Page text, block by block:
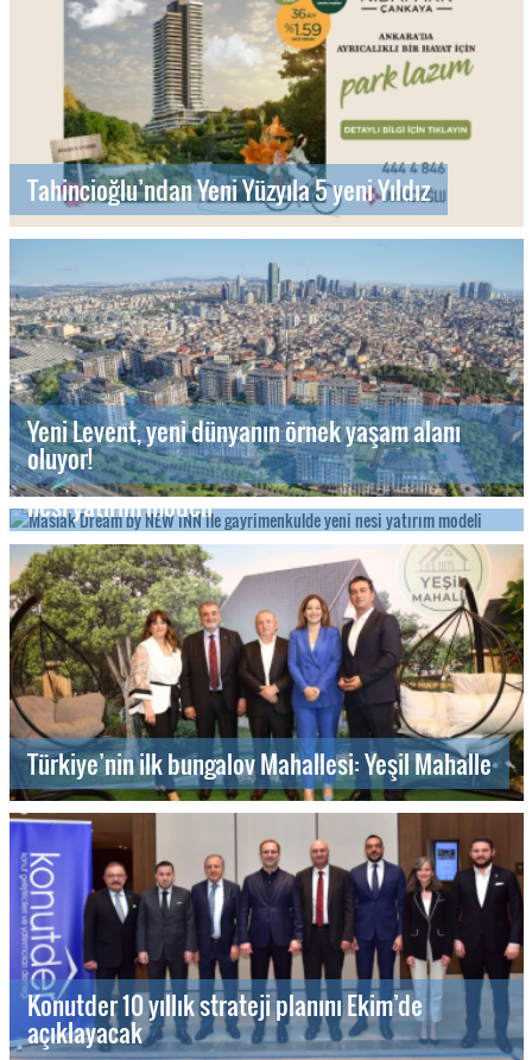
Tahincioğlu’ndan Yeni Yüzyıla 5 yeni Yıldız
Yeni Levent, yeni dünyanın örnek yaşam alanı
oluyor!
Maslak Dream by NEW INN ile gayrimenkulde yeni
nesi yatırım modeli
Türkiye’nin ilk bungalov Mahallesi: Yeşil Mahalle
Konutder 10 yıllık strateji planını Ekim’de
açıklayacak